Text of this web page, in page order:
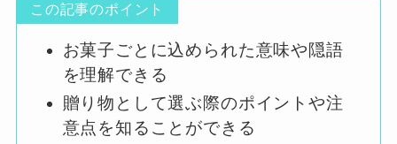
この記事のポイント
お菓子ごとに込められた意味や隠語
を理解できる
贈り物として選ぶ際のポイントや注
意点を知ることができる